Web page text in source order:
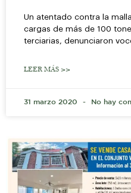
Un atentado contra la
cargas de más de 100
terciarias, denunciaron
LEER MÁS >>
31 marzo 2020 No hay